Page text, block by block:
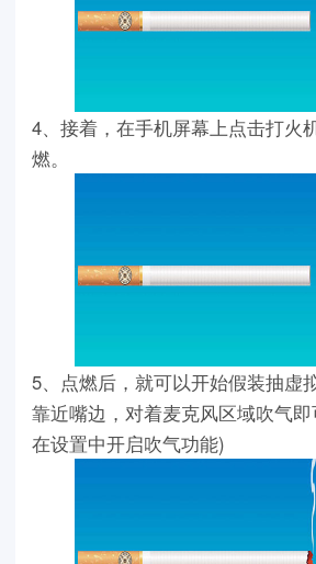
4、接着，在手机屏幕上点击打火
燃。
5、点燃后，就可以开始假装抽
靠近嘴边，对着麦克风区域吹气
在设置中开启吹气功能)